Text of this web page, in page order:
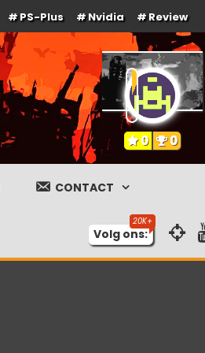
PS-Plus Nvidia Review
0 0
CONTACT
Volg ons: